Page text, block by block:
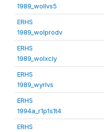
1989_wollvs5
ERHS
1989_wolprodv
ERHS
1989_wolxcly
ERHS
1989_wyrlvs
ERHS
1994a_r1p1s1t4
ERHS